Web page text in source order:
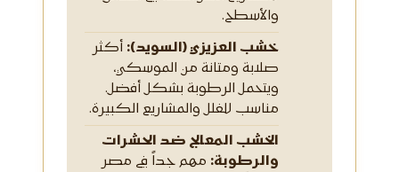
والأسطح.
خشب العزيزي (السويد): أكثر
صلابة ومتانة من الموسكي،
ويتحمل الرطوبة بشكل أفضل.
مناسب للفلل والمشاريع الكبيرة.
الخشب المعالج ضد الحشرات
والرطوبة: مهم جداً في مصر